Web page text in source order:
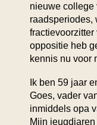
nieuwe college
raadsperiodes,
oppositie heb
kennis nu voor
Ik ben 59 jaar
Goes, vader
inmiddels opa
Mijn